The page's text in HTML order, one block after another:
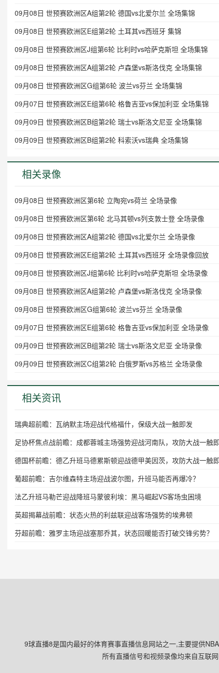
09月08日 世预赛欧洲区A组第2轮 德国vs北爱尔兰 全场集锦
09月08日 世预赛欧洲区E组第2轮 土耳其vs西班牙 集锦
09月08日 世预赛欧洲区J组第6轮 比利时vs哈萨克斯坦 全场集锦
09月08日 世预赛欧洲区A组第2轮 卢森堡vs斯洛伐克 全场集锦
09月08日 世预赛欧洲区G组第6轮 波兰vs芬兰 全场集锦
09月07日 世预赛欧洲区E组第6轮 格鲁吉亚vs保加利亚 全场集锦
09月09日 世预赛欧洲区B组第2轮 瑞士vs斯洛文尼亚 全场集锦
09月09日 世预赛欧洲区B组第2轮 科索沃vs瑞典 全场集锦
相关录像
09月08日 世预赛欧洲区第6轮 立陶宛vs荷兰 全场录像
09月08日 世预赛欧洲区第6轮 北马其顿vs列支敦士登 全场录像
09月08日 世预赛欧洲区A组第2轮 德国vs北爱尔兰 全场录像
09月08日 世预赛欧洲区E组第2轮 土耳其vs西班牙 全场录像回放
09月08日 世预赛欧洲区J组第6轮 比利时vs哈萨克斯坦 全场录像
09月08日 世预赛欧洲区A组第2轮 卢森堡vs斯洛伐克 全场录像
09月08日 世预赛欧洲区G组第6轮 波兰vs芬兰 全场录像
09月07日 世预赛欧洲区E组第6轮 格鲁吉亚vs保加利亚 全场录像
09月09日 世预赛欧洲区B组第2轮 瑞士vs斯洛文尼亚 全场录像
09月09日 世预赛欧洲区C组第2轮 白俄罗斯vs苏格兰 全场录像
相关资讯
瑞典超前瞻：瓦纳默主场迎战代格福什，保级大战一触即发
足协杯焦点战前瞻：成都蓉城主场强势迎战河南队，攻防大战一触
德国杯前瞻：德乙升班马德累斯顿迎战德甲美因茨，攻防大战一触
葡超前瞻：吉尔维森特主场迎战波尔图，升班马能否再爆冷？
法乙升班马勒芒迎战降班马蒙彼利埃：黑马崛起VS客场虫困境
英超揭幕战前瞻：状态火热的利兹联迎战客场强势的埃弗顿
芬超前瞻：雅罗主场迎战塞那乔其，状态回暖能否打破交锋劣势？
9球直播8是国内最好的体育赛事直播信息网站之一,主要提供
所有直播信号和视频录像均来自互联